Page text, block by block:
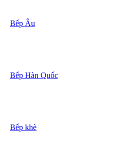
Bếp Âu
Bếp Hàn Quốc
Bếp khè